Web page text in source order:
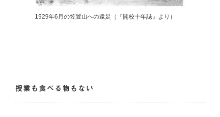
1929年6月の笠置山への遠足（『開校十年誌』より）
授業も食べる物もない